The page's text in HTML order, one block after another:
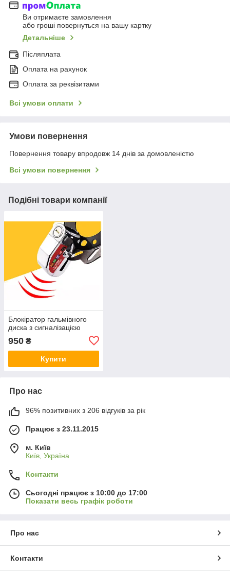
Ви отримаєте замовлення
або гроші повернуться на вашу картку
Детальніше
Післяплата
Оплата на рахунок
Оплата за реквізитами
Всі умови оплати
Умови повернення
Повернення товару впродовж 14 днів за домовленістю
Всі умови повернення
Подібні товари компанії
Блокіратор гальмівного
диска з сигналізацією
950 ₴
Купити
Про нас
96% позитивних з 206 відгуків за рік
Працює з 23.11.2015
м. Київ
Київ, Україна
Контакти
Сьогодні працює з 10:00 до 17:00
Показати весь графік роботи
Про нас
Контакти